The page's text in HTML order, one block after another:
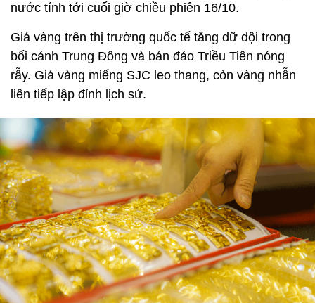
nước tính tới cuối giờ chiều phiên 16/10.
Giá vàng trên thị trường quốc tế tăng dữ dội trong
bối cảnh Trung Đông và bán đảo Triều Tiên nóng
rẫy. Giá vàng miếng SJC leo thang, còn vàng nhẫn
liên tiếp lập đỉnh lịch sử.